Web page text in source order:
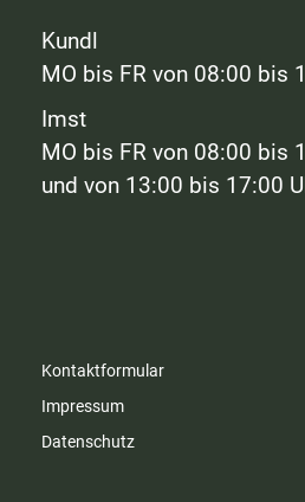
Kundl
MO bis FR von 08:00 bis
Imst
MO bis FR von 08:00 bis
und von 13:00 bis 17:00
Kontaktformular
Impressum
Datenschutz